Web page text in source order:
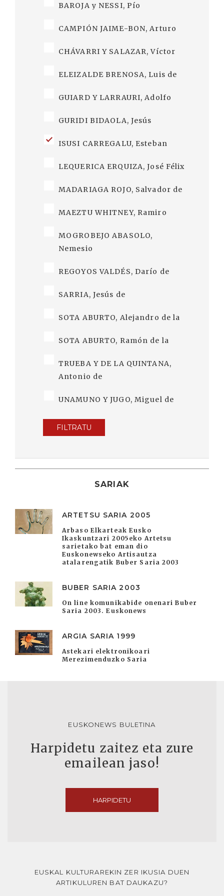
BAROJA y NESSI, Pío
CAMPIÓN JAIME-BON, Arturo
CHÁVARRI Y SALAZAR, Víctor
ELEIZALDE BRENOSA, Luis de
GUIARD Y LARRAURI, Adolfo
GURIDI BIDAOLA, Jesús
ISUSI CARREGALU, Esteban
LEQUERICA ERQUIZA, José Félix
MADARIAGA ROJO, Salvador de
MAEZTU WHITNEY, Ramiro
MOGROBEJO ABASOLO,
Nemesio
REGOYOS VALDÉS, Darío de
SARRIA, Jesús de
SOTA ABURTO, Alejandro de la
SOTA ABURTO, Ramón de la
TRUEBA Y DE LA QUINTANA,
Antonio de
UNAMUNO Y JUGO, Miguel de
FILTRATU
SARIAK
ARTETSU SARIA 2005
Arbaso Elkarteak Eusko
Ikaskuntzari 2005eko Artetsu
sarietako bat eman dio
Euskonewseko Artisautza
atalarengatik Buber Saria 2003
BUBER SARIA 2003
On line komunikabide onenari Buber
Saria 2003. Euskonews
ARGIA SARIA 1999
Astekari elektronikoari
Merezimenduzko Saria
EUSKONEWS BULETINA
Harpidetu zaitez eta zure
emailean jaso!
HARPIDETU
EUSKAL KULTURAREKIN ZER IKUSIA DUEN
ARTIKULUREN BAT DAUKAZU?